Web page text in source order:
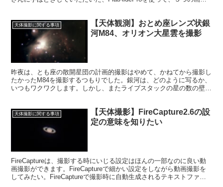
天体撮影に関する事項
【天体観測】おとめ座レンズ状銀
河M84、オリオン大星雲を撮影
昨夜は、とも座の散開星団の計画的撮影はやめて、かねてから撮影し
たかったM84を撮影するつもりでした。銀河は、どのように写るか、
いつもワクワクします。しかし、またライブスタックの星の数の壁が
天体撮影に関する事項
【天体撮影】FireCapture2.6の設
定の意味を知りたい
FireCaptureは、撮影する時にいじる設定はほんの一部なのに良い動
画撮影ができます。FireCaptureで細かい設定をしながら動画撮影を
してみたい。FireCaptureで撮影時に自動生成されるテキストファイ